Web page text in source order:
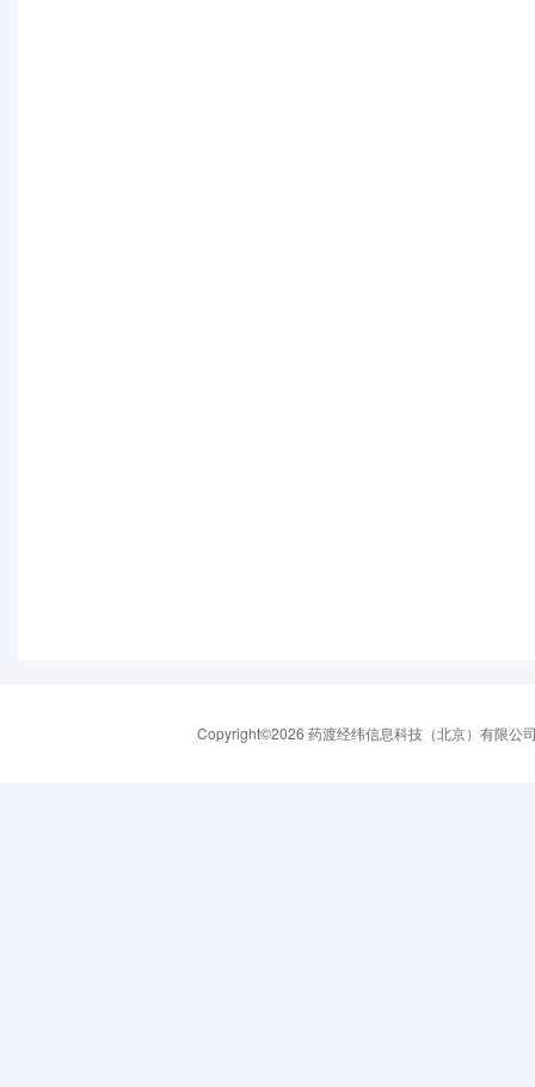
Copyright©2026 药渡经纬信息科技（北京）有限公